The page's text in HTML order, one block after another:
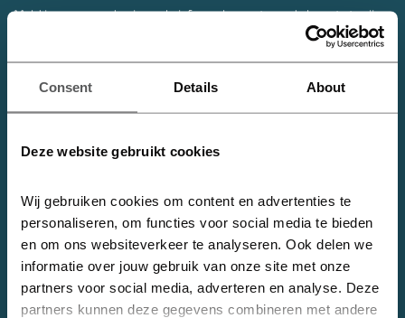
Consent Details About
Deze website gebruikt cookies
Wij gebruiken cookies om content en advertenties te
personaliseren, om functies voor social media te bieden
en om ons websiteverkeer te analyseren. Ook delen we
informatie over jouw gebruik van onze site met onze
partners voor social media, adverteren en analyse. Deze
partners kunnen deze gegevens combineren met andere
Meld je aan voor de nieuwsbrief om als eerste op de hoogte te zijn
Heijmans Vastgoed B.V. | Marith Houweling
info@oriondenhaag.nl
Binckhorst, komt ORION. Een initiatief van Heijmans met circa 2.000
m2 aan bedrijvigheid en 180 koopappartementen. ORION opent
jouw universum!
Alles weten over nieuwbouw? Kijk opHeijmans Nieuwbouw. Jouw
online hulp bij het kopen van een nieuwbouwwoning.